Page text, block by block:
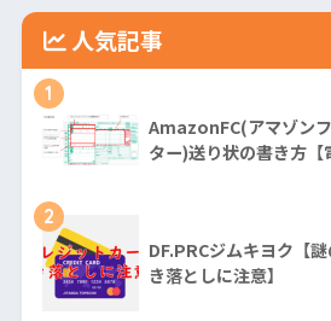
人気記事
1
AmazonFC(アマゾン
ター)送り状の書き方【
2
DF.PRCジムキヨク【
き落としに注意】